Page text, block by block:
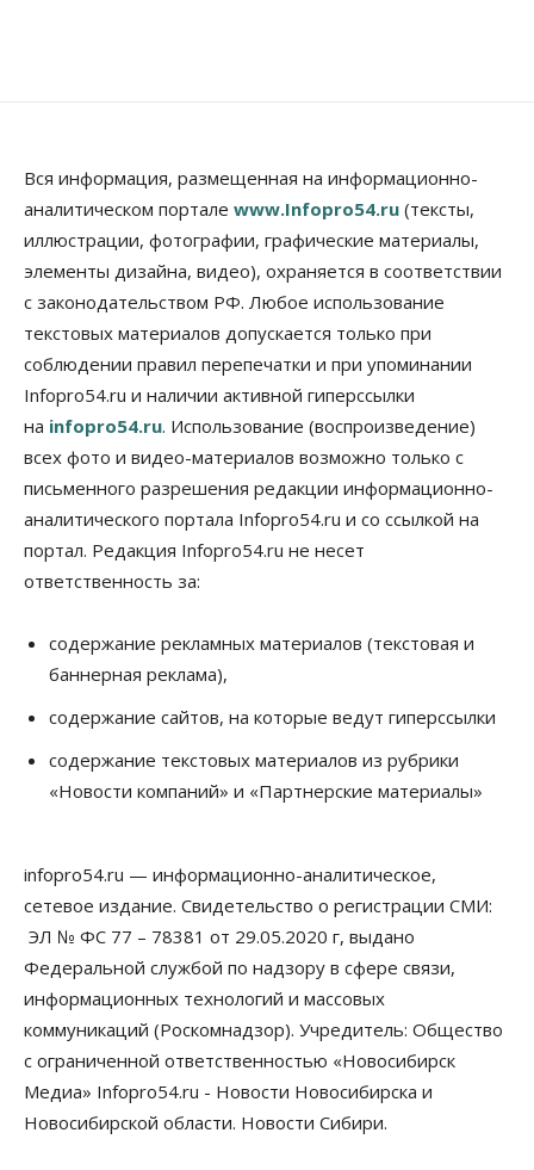
07 Августа 2026, 14:00
Власть
В Новосибирске многодетным семьям вручили
сертификаты на покупку автомобилей
07 Августа 2026, 13:55
Треть автовладельцев в Новосибирской области
«поставили машины на прикол»
07 Августа 2026, 13:00
Власть
Школы, библиотеки, пешеходные тротуары:
депутаты Госдумы контролируют работы на
социальных объектах
07 Августа 2026, 12:35
на выходных
07 Августа 2026, 12:00
Общество
повысить свою пенсию
07 Августа 2026, 11:30
школах Новосибирской области введут
инициативное бюджетирование
07 Августа 2026, 11:00
Общество Право&Порядок
В Новосибирске руководителя отдела полиции
заключили под стражу
07 Августа 2026, 10:15
Общество
Недели жары повлияли на урожай в
Новосибирской области, но режима ЧС не будет
Вся информация, размещенная на информационно-
аналитическом портале www.Infopro54.ru (тексты,
иллюстрации, фотографии, графические материалы,
элементы дизайна, видео), охраняется в соответствии
с законодательством РФ. Любое использование
текстовых материалов допускается только при
соблюдении правил перепечатки и при упоминании
Infopro54.ru и наличии активной гиперссылки
на infopro54.ru. Использование (воспроизведение)
всех фото и видео-материалов возможно только с
письменного разрешения редакции информационно-
аналитического портала Infopro54.ru и со ссылкой на
портал. Редакция Infopro54.ru не несет
ответственность за:
содержание рекламных материалов (текстовая и
баннерная реклама),
содержание сайтов, на которые ведут гиперссылки
содержание текстовых материалов из рубрики
«Новости компаний» и «Партнерские материалы»
infopro54.ru — информационно-аналитическое,
сетевое издание. Свидетельство о регистрации СМИ:
ЭЛ № ФС 77 – 78381 от 29.05.2020 г, выдано
Федеральной службой по надзору в сфере связи,
информационных технологий и массовых
коммуникаций (Роскомнадзор). Учредитель: Общество
с ограниченной ответственностью «Новосибирск
Медиа» Infopro54.ru - Новости Новосибирска и
Новосибирской области. Новости Сибири.